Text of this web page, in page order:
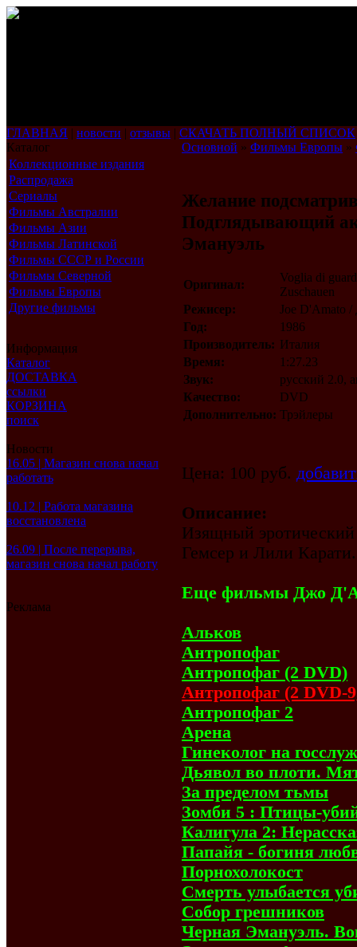
ГЛАВНАЯ | новости | отзывы | СКАЧАТЬ ПОЛНЫЙ СПИСОК
Каталог
Коллекционные издания
Распродажа
Сериалы
Фильмы Австралии
Фильмы Азии
Фильмы Латинской
Америки
Фильмы СССР и России
Фильмы Северной
Америки
Фильмы Европы
Другие фильмы
Информация
Каталог
ДОСТАВКА
ссылки
КОРЗИНА
поиск
Новости
16.05 | Магазин снова начал
работать
10.12 | Работа магазина
восстановлена
26.09 | После перерыва,
магазин снова начал работу
Реклама
Основной » Фильмы Европы »
Желание
Подглядывающий
Эмануэль
Оригинал:
Voglia di
Zuschauen
Режисер:
Joe D'Amato
Год:
1986
Производитель: Италия
Время:
1:27.23
Звук:
русский 2.0,
Качество:
DVD
Дополнительно: Трэйлеры
Цена: 100 руб.
Описание:
Изящный
Гемсер и Лили Карати.
Еще фильмы Джо
Альков
Антропофаг
Антропофаг (2 DVD)
Антропофаг (2 DVD-
Антропофаг 2
Арена
Гинеколог на
Дьявол во плоти.
За пределом тьмы
Зомби 5 : Птицы-
Калигула 2:
Папайя - богиня
Порнохолокост
Смерть улыбается
Собор грешников
Черная Эмануэль.